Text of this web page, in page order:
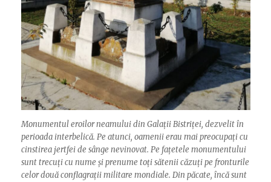
Monumentul eroilor neamului din Galații Bistriței, dezvelit în
perioada interbelică. Pe atunci, oamenii erau mai preocupați cu
cinstirea jertfei de sânge nevinovat. Pe fațetele monumentului
sunt trecuți cu nume și prenume toți sătenii căzuți pe fronturile
celor două conflagrații militare mondiale. Din păcate, încă sunt